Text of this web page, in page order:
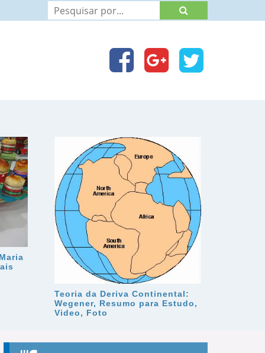
Teoria da Deriva Continental:
Wegener, Resumo para Estudo,
Video, Foto